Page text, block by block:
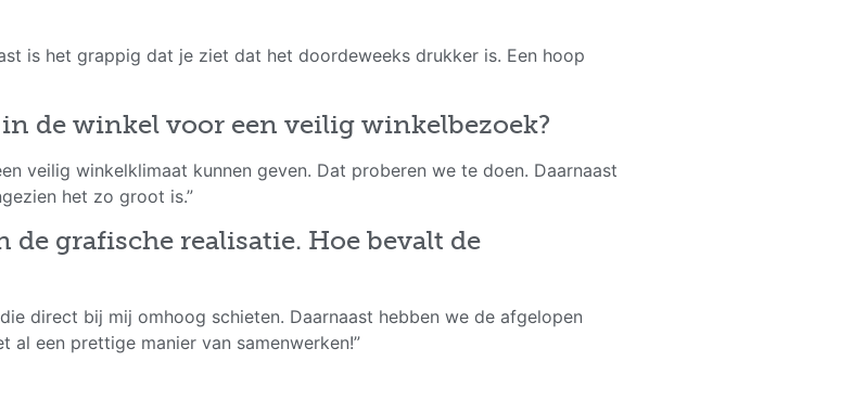
is het grappig dat je ziet dat het doordeweeks drukker is. Een hoop
de winkel voor een veilig winkelbezoek?
veilig winkelklimaat kunnen geven. Dat proberen we te doen. Daarnaast
het zo groot is.”
grafische realisatie. Hoe bevalt de
direct bij mij omhoog schieten. Daarnaast hebben we de afgelopen
een prettige manier van samenwerken!”